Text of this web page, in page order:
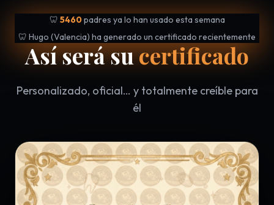
🦷 5460padres ya lo han usado esta semana
🦷 Hugo (Valencia) ha generado un certificado recientemente
Así será sucertificado
Personalizado, oficial… y totalmente creíble para
él